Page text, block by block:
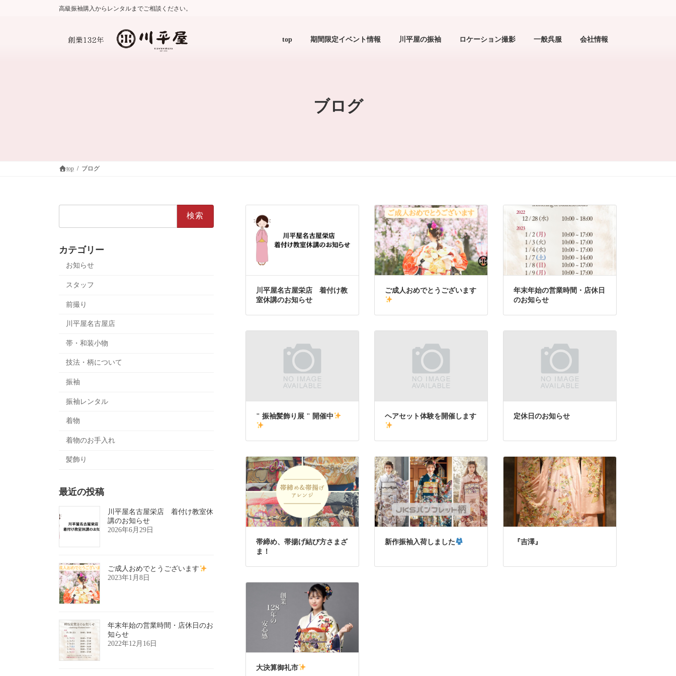
高級振袖購入からレンタルまでご相談ください。
top 期間限定イベント情報 川平屋の振袖 ロケーション撮影 一般呉服 会社情報
ブログ
top ブログ
川平屋名古屋栄店 着付け教
室休講のお知らせ
ご成人おめでとうございます
年末年始の営業時間・店休日
のお知らせ
" 振袖髪飾り展 " 開催中 ヘアセット体験を開催します 定休日のお知らせ
帯締め、帯揚げ結び方さまざ
ま！
新作振袖入荷しました 『吉澤』
大決算御礼市
カテゴリー
お知らせ
スタッフ
前撮り
川平屋名古屋店
帯・和装小物
技法・柄について
振袖
振袖レンタル
着物
着物のお手入れ
髪飾り
最近の投稿
川平屋名古屋栄店 着付け教室休
講のお知らせ
2026年6月29日
ご成人おめでとうございます
2023年1月8日
年末年始の営業時間・店休日のお
知らせ
2022年12月16日